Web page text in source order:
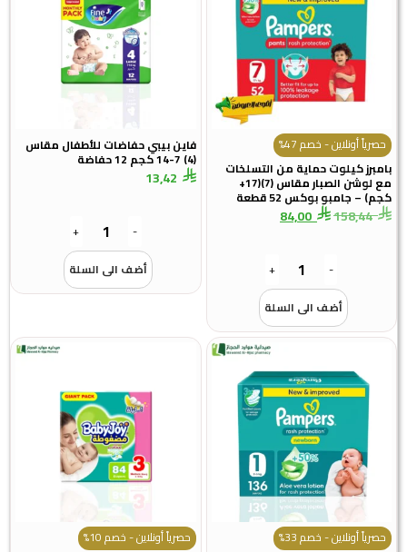
أونلاين - خصم 47%
كيلوت حماية من التسلخات
مع لوشن الصبار مقاس (7)(17+
– جامبو بوكس 52 قطعة
158,44
84,00
+
أضف الى السلة
فاين بيبي حفاضات للأطفال مقاس
13,42
+
أضف الى السلة
أونلاين - خصم 33%
حصرياً أونلاين - خصم 10%